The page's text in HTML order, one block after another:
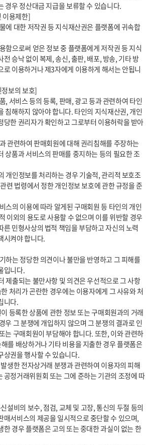
경우 정산대금 지급을 보류할 수 있습니다.
이용제한]
전 승낙 없이 복제, 송신, 출판, 배포, 방송, 기타 방
로 이용하거나 제3자에게 이용하게 해서는 안됩니
보의 보호]
침해하지 않아야 합니다. 타인의 지식재산권, 개인
당한 권리자가 확인하고 그로부터 이용허락을 받아
상품과 서비스의 판매를 중지하는 등의 필요한 조
련 법령에서 정한 개인정보 보호에 관한 규정을 준
이외의 용도로 사용할 수 없으며 이를 위반할 경우
른 민형사상의 법적 책임을 부담하고 자신의 노력
시켜야 합니다.
입니다.
처리가 곤란한 경우에는 이용자에게 그 사유와 처
니다.
우 그 분쟁에 개입하지 않으며 그 분쟁의 결과로 인
는 구매회원이 부담해야 합니다. 또한, 이와 관련하
를 배상하거나 기타 비용을 지출한 경우 플랫폼은
상권을 행사할 수 있습니다.
공정거래위원회 또는 그에 준하는 기관의 조정에 따
매서비스의 제공을 일시적으로 중단할 수 있으며,
한 경우 플랫폼은 고의 또는 중대한 과실이 없는 한